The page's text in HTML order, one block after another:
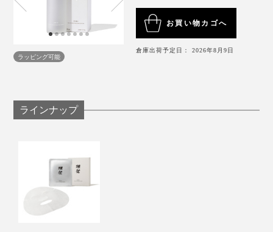
特にこだわったのは、水分と油分のバランス。
ラッピング可能
お買い物カゴへ
倉庫出荷予定日： 2026年8月9日
ラインナップ